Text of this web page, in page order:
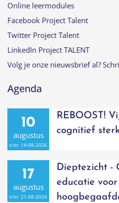
Online leermodules
Facebook Project Talent
Twitter Project Talent
LinkedIn Project TALENT
Volg je onze nieuwsbrief al?
Agenda
10
augustus
t/m: 14-08-2026
REBOOST!
cognitief
17
augustus
t/m: 21-08-2026
Dieptezicht -
educatie